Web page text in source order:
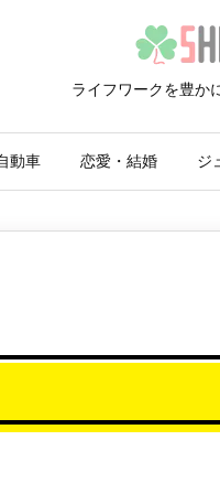
ライフワークを豊か
動車 恋愛・結婚 ジ